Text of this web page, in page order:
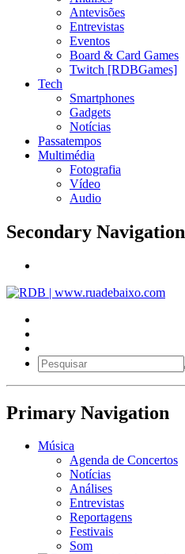
Antevisões
Entrevistas
Eventos
Board & Card Games
Twitch [RDBGames]
Tech
Smartphones
Gadgets
Notícias
Passatempos
Multimédia
Fotografia
Vídeo
Audio
Secondary Navigation
Primary Navigation
Música
Agenda de Concertos
Notícias
Análises
Entrevistas
Reportagens
Festivais
Som